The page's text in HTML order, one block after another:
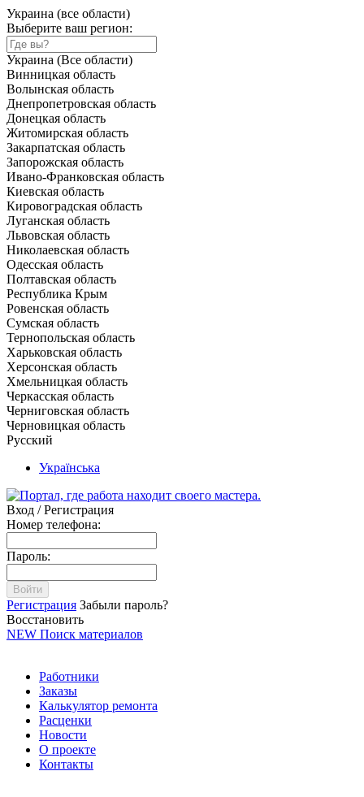
Украина (все области)
Выберите ваш регион:
Украина (Все области)
Винницкая область
Волынская область
Днепропетровская область
Донецкая область
Житомирская область
Закарпатская область
Запорожская область
Ивано-Франковская область
Киевская область
Кировоградская область
Луганская область
Львовская область
Николаевская область
Одесская область
Полтавская область
Республика Крым
Ровенская область
Сумская область
Тернопольская область
Харьковская область
Херсонская область
Хмельницкая область
Черкасская область
Черниговская область
Черновицкая область
Русский
Українська
Вход / Регистрация
Номер телефона:
Пароль:
Войти
Регистрация Забыли пароль?
Восстановить
NEW Поиск материалов
Работники
Заказы
Калькулятор ремонта
Расценки
Новости
О проекте
Контакты